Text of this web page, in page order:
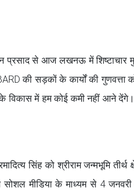
प्रसाद से आज लखनऊ में शिष्टाचार
की सड़कों के कार्यों की गुणवत्ता
विकास में हम कोई कमी नहीं आने
सिंह को श्रीराम जन्मभूमि तीर्थ
सोशल मीडिया के माध्यम से 4